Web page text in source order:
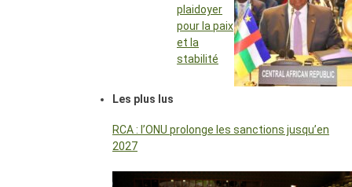
plaidoyer
pour la paix
et la
stabilité
Les plus lus
RCA : l’ONU prolonge les sanctions jusqu’en
2027